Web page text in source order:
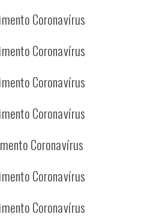
Coronavírus
Coronavírus
Coronavírus
Coronavírus
Coronavírus
Coronavírus
Coronavírus